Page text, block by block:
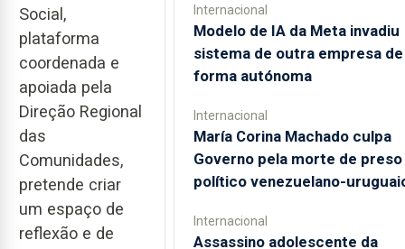
Social,
plataforma
coordenada e
apoiada pela
Direção Regional
das
Comunidades,
pretende criar
um espaço de
reflexão e de
Internacional
Modelo de IA da Meta invadiu
sistema de outra empresa de
forma autónoma
Internacional
María Corina Machado culpa
Governo pela morte de preso
político venezuelano-
Internacional
Assassino adolescente da